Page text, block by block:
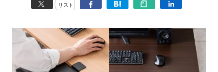
リスト